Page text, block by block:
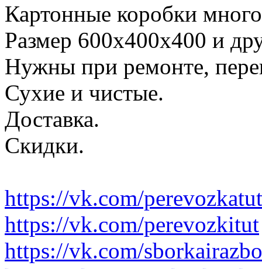
Картонные коробки
Размер 600х400х400 и
Нужны при ремонте,
Сухие и чистые.
Доставка.
Скидки.
https://vk.com/perevozkatut
https://vk.com/perevozkitut
https://vk.com/